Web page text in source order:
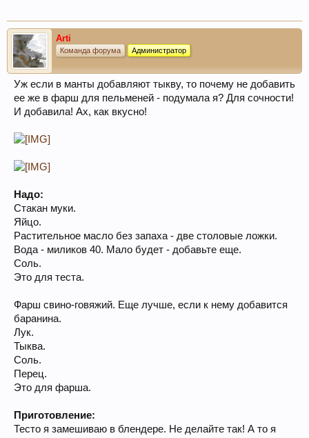
Arti
Команда форума Администратор
Уж если в манты добавляют тыкву, то почему не добавить
ее же в фарш для пельменей - подумала я? Для сочности!
И добавила! Ах, как вкусно!
Надо:
Стакан муки.
Яйцо.
Растительное масло без запаха - две столовые ложки.
Вода - миликов 40. Мало будет - добавьте еще.
Соль.
Это для теста.
Фарш свино-говяжий. Еще лучше, если к нему добавится
баранина.
Лук.
Тыква.
Соль.
Перец.
Это для фарша.
Приготовление:
Тесто я замешиваю в блендере. Не делайте так! А то я